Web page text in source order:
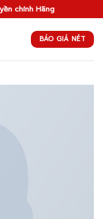
chính Hãng
BÁO GIÁ NÉT